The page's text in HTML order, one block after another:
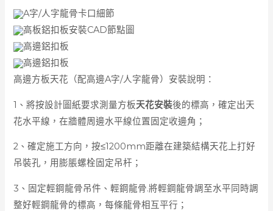
A字/人字龍骨卡口細節
高板鋁扣板安裝CAD節點圖
高邊鋁扣板
高邊鋁扣板
高邊方板天花（配高邊A字/人字龍骨）安裝說明：
1、將按設計圖紙要求測量方板天花安裝後的標高，確定出天
花水平線 ，在牆體周邊水平線位置固定收邊角；
2、確定施工方向，按≤1200mm距離在建築結構天花上打好
吊裝孔，用膨脹螺栓固定吊杆；
3、固定輕鋼龍骨吊件、輕鋼龍骨.將輕鋼龍骨調至水平同時調
整好輕鋼龍骨的標高，每條龍骨相互平行；